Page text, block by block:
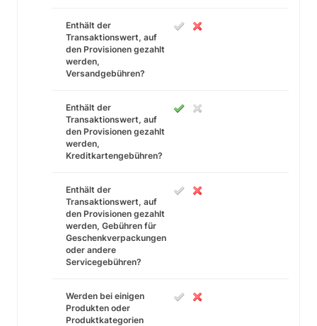
Enthält der
Transaktionswert, auf
den Provisionen gezahlt
werden,
Versandgebühren?
Enthält der
Transaktionswert, auf
den Provisionen gezahlt
werden,
Kreditkartengebühren?
Enthält der
Transaktionswert, auf
den Provisionen gezahlt
werden, Gebühren für
Geschenkverpackungen
oder andere
Servicegebühren?
Werden bei einigen
Produkten oder
Produktkategorien